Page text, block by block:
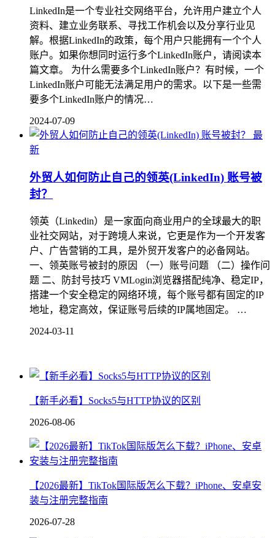
LinkedIn是一个专业社交网络平台，允许用户建立个人
资料、建立业务联系、寻找工作机会以及分享行业见
解。根据LinkedIn的政策，每个用户只能拥有一个个人
账户。如果你想同时运行多个LinkedIn账户，请阅读本
篇文章。 为什么需要多个LinkedIn账户？有时候，一个
LinkedIn账户可能无法满足用户的需求。以下是一些需
要多个LinkedIn账户的情况…
2024-07-09
最
新
外贸人如何防止自己的领英(LinkedIn) 账号被
封？
领英（Linkedin）是一家面向商业用户的全球最大的职
业社交网站，对于跨境人来说，它更是作为一个开发客
户、广告营销的工具，是外贸开发客户的必备网站。
一、领英账号被封的原因 （一）账号问题 （二）操作问
题 二、防封号技巧 VMLogin浏览器搭配纯净、稳定IP，
搭建一个安全稳定的网络环境，每个账号都有固定的IP
地址，稳定高效，保证账号后续的IP属地固定。 …
2024-03-11
【新手必看】Socks5与HTTP协议的区别
2026-08-06
【2026最新】TikTok国际版怎么下载？iPhone、安卓安
装与注册完整指南
2026-07-28